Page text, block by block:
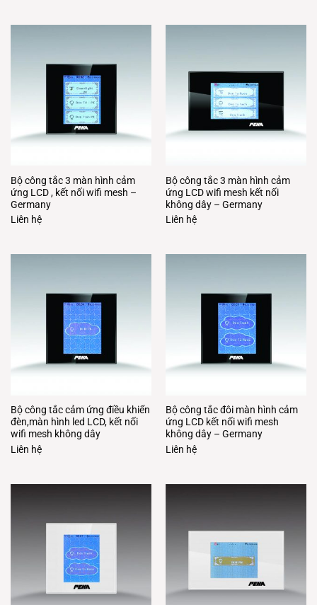
Bộ công tắc 3 màn hình cảm
ứng LCD , kết nối wifi mesh –
Germany
Liên hệ
Bộ công tắc 3 màn hình cảm
ứng LCD wifi mesh kết nối
không dây – Germany
Liên hệ
Bộ công tắc cảm ứng điều khiển
đèn,màn hình led LCD, kết nối
wifi mesh không dây
Liên hệ
Bộ công tắc đôi màn hình cảm
ứng LCD kết nối wifi mesh
không dây – Germany
Liên hệ